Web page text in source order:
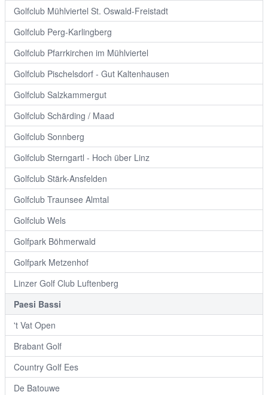
Golfclub Mühlviertel St. Oswald-Freistadt
Golfclub Perg-Karlingberg
Golfclub Pfarrkirchen im Mühlviertel
Golfclub Pischelsdorf - Gut Kaltenhausen
Golfclub Salzkammergut
Golfclub Schärding / Maad
Golfclub Sonnberg
Golfclub Sterngartl - Hoch über Linz
Golfclub Stärk-Ansfelden
Golfclub Traunsee Almtal
Golfclub Wels
Golfpark Böhmerwald
Golfpark Metzenhof
Linzer Golf Club Luftenberg
Paesi Bassi
't Vat Open
Brabant Golf
Country Golf Ees
De Batouwe